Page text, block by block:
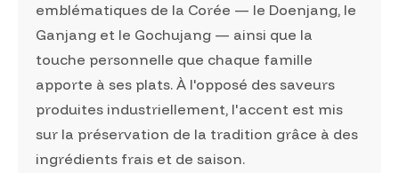
emblématiques de la Corée — le Doenjang, le
Ganjang et le Gochujang — ainsi que la
touche personnelle que chaque famille
apporte à ses plats. À l'opposé des saveurs
produites industriellement, l'accent est mis
sur la préservation de la tradition grâce à des
ingrédients frais et de saison.